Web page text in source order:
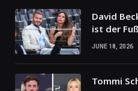
David
ist der
JUNE 18, 2026
Tommi